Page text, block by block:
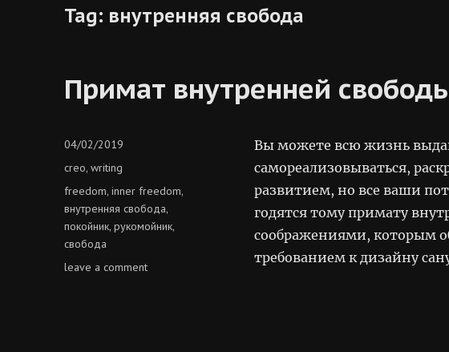
Tag: внутренняя свобода
Примат внутренней
Вы можете всю жизнь
самореализовываться,
развитием, но все ваши
годятся тому примату
соображениями, которым
требованием к дизайну
Posted
04/02/2019
Categories
creo,writing
Tags
freedom,inner freedom,
внутренняя свобода,
покойник,рукомойник,
свобода
leave a commenton